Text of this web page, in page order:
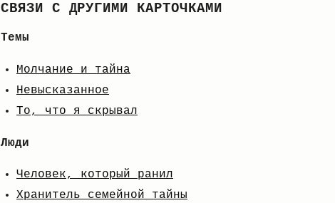
СВЯЗИ С ДРУГИМИ КАРТОЧКАМИ
Темы
Молчание и тайна
Невысказанное
То, что я скрывал
Люди
Человек, который ранил
Хранитель семейной тайны